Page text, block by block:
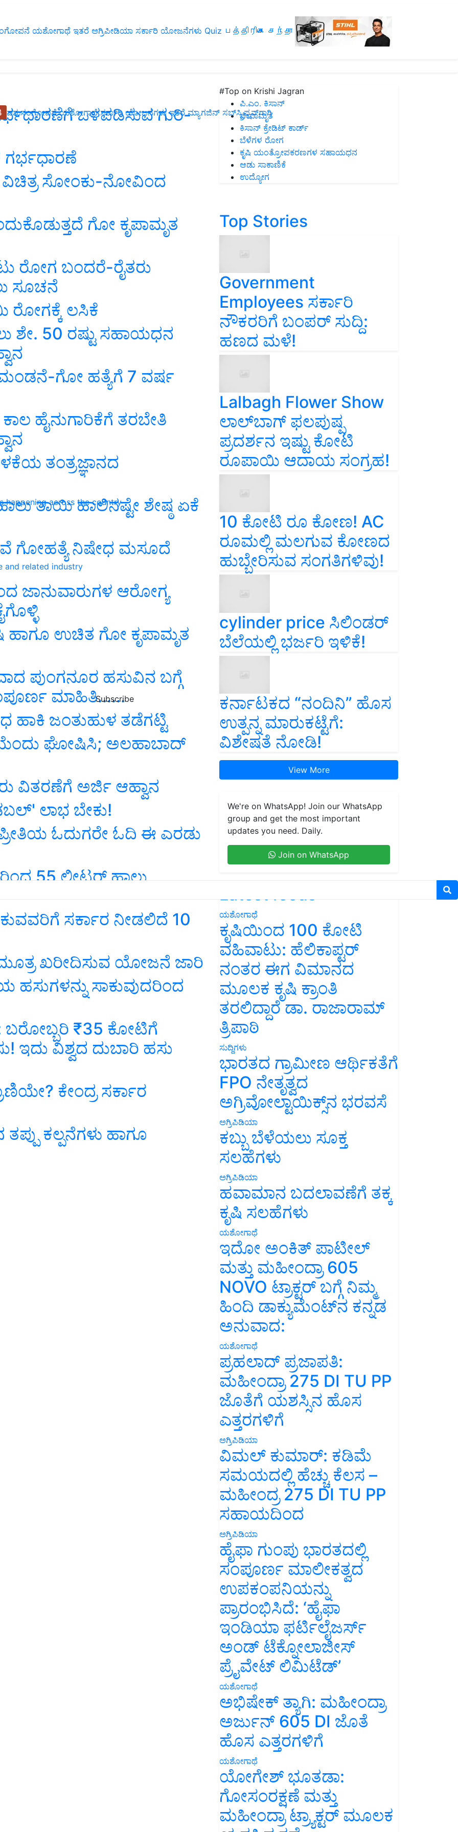
ಯಶೋಗಾಥೆ ಇತರೆ ಅಗ್ರಿಪೀಡಿಯಾ ಸರ್ಕಾರಿ ಯೋಜನೆಗಳು Quiz பத்திரிகை சந்தா
ಪಶುಸಂಗೋಪನೆ ಯಶೋಗಾಥೆ ಸರ್ಕಾರಿ ಯೋಜನೆಗಳು ಇತರೆ ಮ್ಯಾಗಜಿನ್‌ ಸಬ್‌ಸ್ಕ್ರಿಪ್ಷನ್‌ಗಾಗಿ
happening across the country
and related industry
Subscribe
ಒಳಪಡಿಸುವ ಗುರಿ-
ಗರ್ಭಧಾರಣೆ
ವಿಚಿತ್ರ ಸೋಂಕು-ನೋವಿಂದ
ಗೋ ಕೃಪಾಮೃತ
ರೋಗ ಬಂದರೆ-ರೈತರು
ಸೂಚನೆ
ರೋಗಕ್ಕೆ ಲಸಿಕೆ
ಶೇ. 50 ರಷ್ಟು ಸಹಾಯಧನ
ಮಂಡನೆ-ಗೋ ಹತ್ಯೆಗೆ 7 ವರ್ಷ
ಹೈನುಗಾರಿಕೆಗೆ ತರಬೇತಿ
ತಂತ್ರಜ್ಞಾನದ
ತಾಯಿ ಹಾಲಿನಷ್ಟೇ ಶೇಷ್ಠ ಏಕೆ
ಗೋಹತ್ಯೆ ನಿಷೇಧ ಮಸೂದೆ
ಜಾನುವಾರುಗಳ ಆರೋಗ್ಯ
ಹಾಗೂ ಉಚಿತ ಗೋ ಕೃಪಾಮೃತ
ಪುಂಗನೂರ ಹಸುವಿನ ಬಗ್ಗೆ
ಮಾಹಿತಿ......
ಹಾಕಿ ಜಂತುಹುಳ ತಡೆಗಟ್ಟಿ
ಘೋಷಿಸಿ; ಅಲಹಾಬಾದ್
ವಿತರಣೆಗೆ ಅರ್ಜಿ ಆಹ್ವಾನ
ಲಾಭ ಬೇಕು!
ಓದುಗರೇ ಓದಿ ಈ ಎರಡು
55 ಲೀಟರ್ ಹಾಲು
ಸರ್ಕಾರ ನೀಡಲಿದೆ 10
ಖರೀದಿಸುವ ಯೋಜನೆ ಜಾರಿ
ಹಸುಗಳನ್ನು ಸಾಕುವುದರಿಂದ
ಬರೋಬ್ಬರಿ ₹35 ಕೋಟಿಗೆ
ಇದು ವಿಶ್ವದ ದುಬಾರಿ ಹಸು
ಕೇಂದ್ರ ಸರ್ಕಾರ
ಕಲ್ಪನೆಗಳು ಹಾಗೂ
#Top on Krishi Jagran
ಪಿ.ಎಂ. ಕಿಸಾನ್
ಜೀವಾಮೃತ
ಕಿಸಾನ್ ಕ್ರೇಡಿಟ್ ಕಾರ್ಡ್
ಬೆಳೆಗಳ ರೋಗ
ಕೃಷಿ ಯಂತ್ರೋಪಕರಣಗಳ ಸಹಾಯಧನ
ಆಡು ಸಾಕಾಣಿಕೆ
ಉದ್ಯೋಗ
Top Stories
Government
Employees ಸರ್ಕಾರಿ
ನೌಕರರಿಗೆ ಬಂಪರ್‌ ಸುದ್ದಿ:
ಹಣದ ಮಳೆ!
Lalbagh Flower Show
ಲಾಲ್‌ಬಾಗ್ ಫಲಪುಷ್ಪ
ಪ್ರದರ್ಶನ ಇಷ್ಟು ಕೋಟಿ
ರೂಪಾಯಿ ಆದಾಯ ಸಂಗ್ರಹ!
10 ಕೋಟಿ ರೂ ಕೋಣ! AC
ರೂಮಲ್ಲಿ ಮಲಗುವ ಕೋಣದ
ಹುಬ್ಬೇರಿಸುವ ಸಂಗತಿಗಳಿವು!
cylinder price ಸಿಲಿಂಡರ್‌
ಬೆಲೆಯಲ್ಲಿ ಭರ್ಜರಿ ಇಳಿಕೆ!
ಕರ್ನಾಟಕದ “ನಂದಿನಿ” ಹೊಸ
ಉತ್ಪನ್ನ ಮಾರುಕಟ್ಟೆಗೆ:
ವಿಶೇಷತೆ ನೋಡಿ!
View More
We're on WhatsApp! Join our WhatsApp
group and get the most important
updates you need. Daily.
Join on WhatsApp
Latest feeds
ಯಶೋಗಾಥೆ
ಕೃಷಿಯಿಂದ 100 ಕೋಟಿ
ವಹಿವಾಟು: ಹೆಲಿಕಾಪ್ಟರ್
ನಂತರ ಈಗ ವಿಮಾನದ
ಮೂಲಕ ಕೃಷಿ ಕ್ರಾಂತಿ
ತರಲಿದ್ದಾರೆ ಡಾ. ರಾಜಾರಾಮ್
ತ್ರಿಪಾಠಿ
ಸುದ್ದಿಗಳು
ಭಾರತದ ಗ್ರಾಮೀಣ ಆರ್ಥಿಕತೆಗೆ
FPO ನೇತೃತ್ವದ
ಅಗ್ರಿವೋಲ್ಟಾಯಿಕ್ಸ್‌ನ ಭರವಸೆ
ಅಗ್ರಿಪಿಡಿಯಾ
ಕಬ್ಬು ಬೆಳೆಯಲು ಸೂಕ್ತ
ಸಲಹೆಗಳು
ಅಗ್ರಿಪಿಡಿಯಾ
ಹವಾಮಾನ ಬದಲಾವಣೆಗೆ ತಕ್ಕ
ಕೃಷಿ ಸಲಹೆಗಳು
ಯಶೋಗಾಥೆ
ಇದೋ ಅಂಕಿತ್ ಪಾಟೀಲ್
ಮತ್ತು ಮಹೀಂದ್ರಾ 605
NOVO ಟ್ರಾಕ್ಟರ್ ಬಗ್ಗೆ ನಿಮ್ಮ
ಹಿಂದಿ ಡಾಕ್ಯುಮೆಂಟ್‌ನ ಕನ್ನಡ
ಅನುವಾದ:
ಯಶೋಗಾಥೆ
ಪ್ರಹಲಾದ್ ಪ್ರಜಾಪತಿ:
ಮಹೀಂದ್ರಾ 275 DI TU PP
ಜೊತೆಗೆ ಯಶಸ್ಸಿನ ಹೊಸ
ಎತ್ತರಗಳಿಗೆ
ಅಗ್ರಿಪಿಡಿಯಾ
ವಿಮಲ್ ಕುಮಾರ್: ಕಡಿಮೆ
ಸಮಯದಲ್ಲಿ ಹೆಚ್ಚು ಕೆಲಸ –
ಮಹೀಂದ್ರ 275 DI TU PP
ಸಹಾಯದಿಂದ
ಅಗ್ರಿಪಿಡಿಯಾ
ಹೈಫಾ ಗುಂಪು ಭಾರತದಲ್ಲಿ
ಸಂಪೂರ್ಣ ಮಾಲೀಕತ್ವದ
ಉಪಕಂಪನಿಯನ್ನು
ಪ್ರಾರಂಭಿಸಿದೆ: ‘ಹೈಫಾ
ಇಂಡಿಯಾ ಫರ್ಟಿಲೈಜರ್ಸ್
ಅಂಡ್ ಟೆಕ್ನೋಲಾಜೀಸ್
ಪ್ರೈವೇಟ್ ಲಿಮಿಟೆಡ್’
ಯಶೋಗಾಥೆ
ಅಭಿಷೇಕ್ ತ್ಯಾಗಿ: ಮಹೀಂದ್ರಾ
ಅರ್ಜುನ್ 605 DI ಜೊತೆ
ಹೊಸ ಎತ್ತರಗಳಿಗೆ
ಯಶೋಗಾಥೆ
ಯೋಗೇಶ್ ಭೂತಡಾ:
ಗೋಸಂರಕ್ಷಣೆ ಮತ್ತು
ಮಹೀಂದ್ರಾ ಟ್ರ್ಯಾಕ್ಟರ್ ಮೂಲಕ